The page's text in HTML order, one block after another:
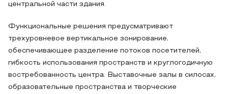
центральной части здания.
Функциональные решения предусматривают
трехуровневое вертикальное зонирование,
обеспечивающее разделение потоков посетителей,
гибкость использования пространств и круглогодичную
востребованность центра. Выставочные залы в силосах,
образовательные пространства и творческие